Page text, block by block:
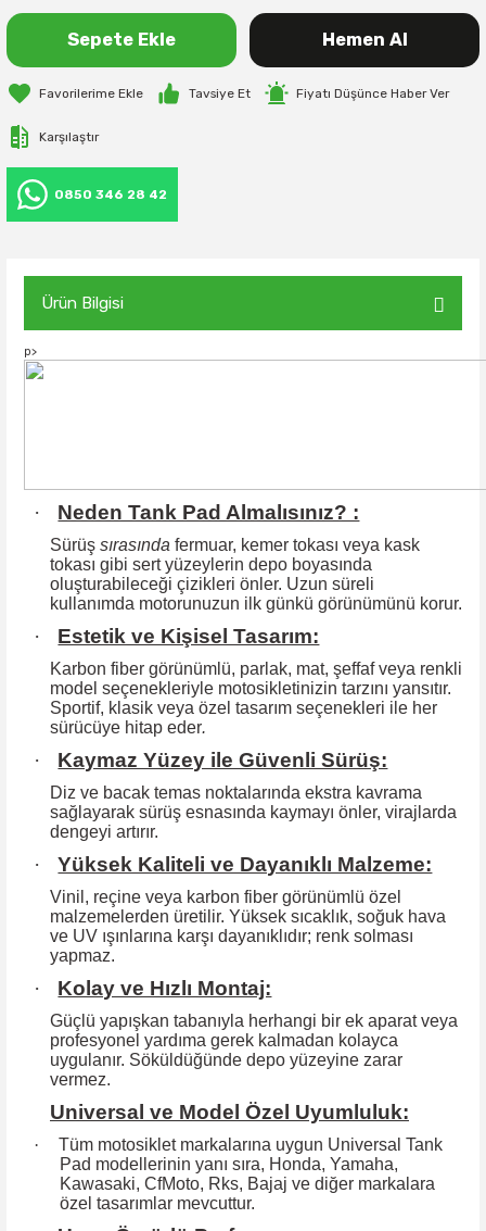
Sepete Ekle Hemen Al
Tavsiye Et Fiyatı Düşünce Haber Ver
Karşılaştır
0850 346 28 42
Ürün Bilgisi
p>
· Neden Tank Pad Almalısınız? :
Sürüş sırasında fermuar, kemer tokası veya kask
tokası gibi sert yüzeylerin depo boyasında
oluşturabileceği çizikleri önler. Uzun süreli
kullanımda motorunuzun ilk günkü görünümünü korur.
· Estetik ve Kişisel Tasarım:
Karbon fiber görünümlü, parlak, mat, şeffaf veya renkli
model seçenekleriyle motosikletinizin tarzını yansıtır.
Sportif, klasik veya özel tasarım seçenekleri ile her
sürücüye hitap eder.
· Kaymaz Yüzey ile Güvenli Sürüş:
Diz ve bacak temas noktalarında ekstra kavrama
sağlayarak sürüş esnasında kaymayı önler, virajlarda
dengeyi artırır.
· Yüksek Kaliteli ve Dayanıklı Malzeme:
Vinil, reçine veya karbon fiber görünümlü özel
malzemelerden üretilir. Yüksek sıcaklık, soğuk hava
ve UV ışınlarına karşı dayanıklıdır; renk solması
yapmaz.
· Kolay ve Hızlı Montaj:
Güçlü yapışkan tabanıyla herhangi bir ek aparat veya
profesyonel yardıma gerek kalmadan kolayca
uygulanır. Söküldüğünde depo yüzeyine zarar
vermez.
Universal ve Model Özel Uyumluluk:
·
Tüm motosiklet markalarına uygun Universal Tank
Pad modellerinin yanı sıra, Honda, Yamaha,
Kawasaki, CfMoto, Rks, Bajaj ve diğer markalara
özel tasarımlar mevcuttur.